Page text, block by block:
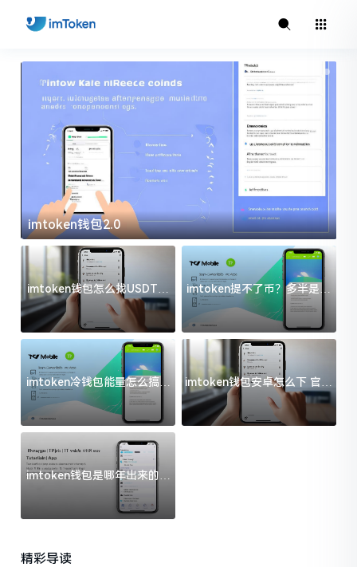
imtoken钱包2.0
imtoken钱包怎么找USDT地
址？三步搞定不踩坑
imtoken提不了币？多半是这
几件事没处理好
imtoken冷钱包能量怎么搞？
过来人告诉你门道
imtoken钱包安卓怎么下 官方
渠道避坑指南
imtoken钱包是哪年出来的？
一文给你说清楚
精彩导读